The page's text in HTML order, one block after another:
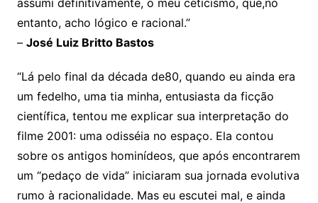
entanto, acho lógico e racional.”
– José Luiz Britto Bastos
“Lá pelo final da década de80, quando eu ainda era
um fedelho, uma tia minha, entusiasta da ficção
científica, tentou me explicar sua interpretação do
filme 2001: uma odisséia no espaço. Ela contou
sobre os antigos hominídeos, que após encontrarem
um “pedaço de vida” iniciaram sua jornada evolutiva
rumo à racionalidade. Mas eu escutei mal, e ainda